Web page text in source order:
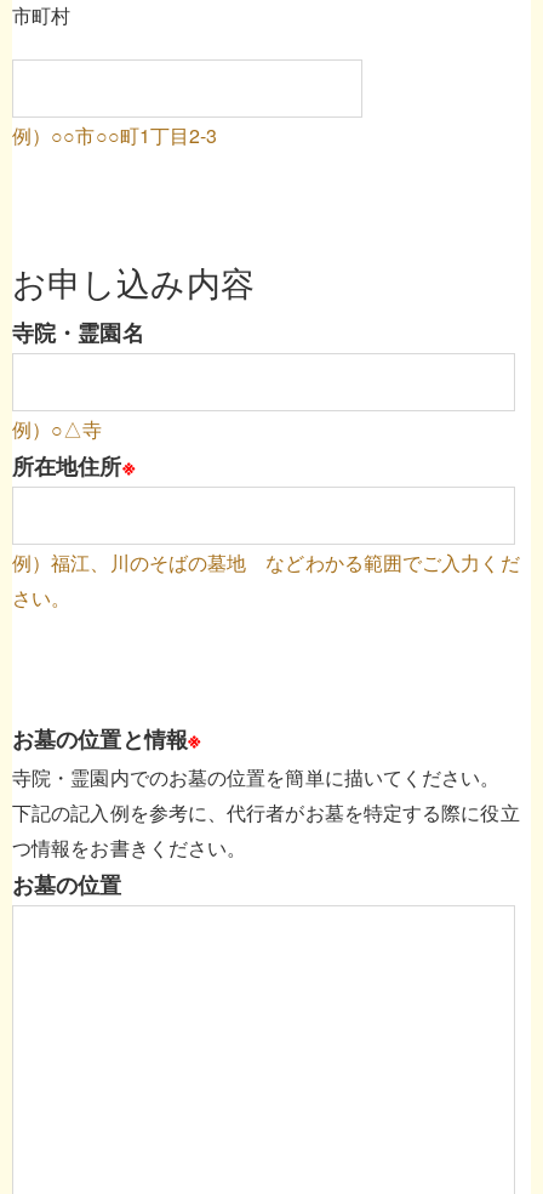
市町村
例）○○市○○町1丁目2-3
お申し込み内容
寺院・霊園名
例）○△寺
所在地住所※
例）福江、川のそばの墓地 などわかる範囲でご入力くだ
さい。
お墓の位置と情報※
寺院・霊園内でのお墓の位置を簡単に描いてください。
下記の記入例を参考に、代行者がお墓を特定する際に役立
つ情報をお書きください。
お墓の位置